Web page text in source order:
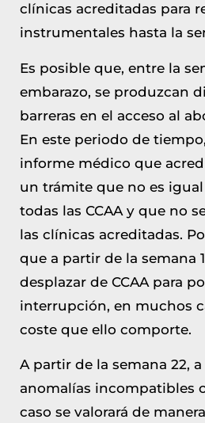
clínicas acreditadas para
instrumentales hasta la
Es posible que, entre la
embarazo, se produzcan
barreras en el acceso al
En este periodo de
informe médico que
un trámite que no es
todas las CCAA y que no
las clínicas acreditadas.
que a partir de la semana
desplazar de CCAA para
interrupción, en muchos
coste que ello comporte.
A partir de la semana 22,
anomalías incompatibles
caso se valorará de